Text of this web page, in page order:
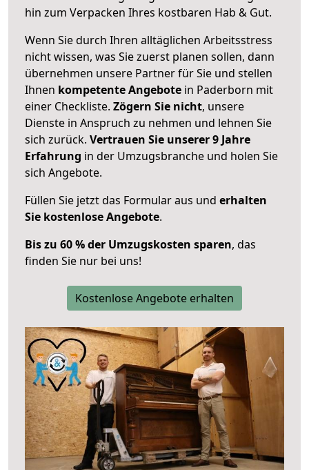
hin zum Verpacken Ihres kostbaren Hab & Gut.
Wenn Sie durch Ihren alltäglichen Arbeitsstress
nicht wissen, was Sie zuerst planen sollen, dann
übernehmen unsere Partner für Sie und stellen
Ihnen kompetente Angebote in Paderborn mit
einer Checkliste. Zögern Sie nicht, unsere
Dienste in Anspruch zu nehmen und lehnen Sie
sich zurück. Vertrauen Sie unserer 9 Jahre
Erfahrung in der Umzugsbranche und holen Sie
sich Angebote.
Füllen Sie jetzt das Formular aus und erhalten
Sie kostenlose Angebote.
Bis zu 60 % der Umzugskosten sparen, das
finden Sie nur bei uns!
Kostenlose Angebote erhalten